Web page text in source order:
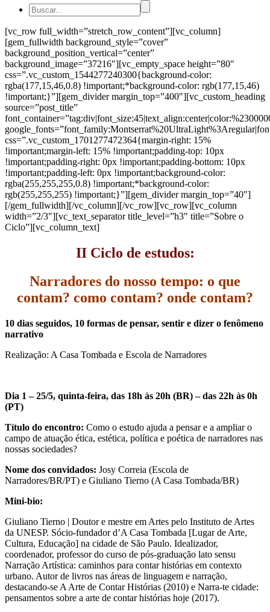
[vc_row full_width=”stretch_row_content”][vc_column]
[gem_fullwidth background_style=”cover”
background_position_vertical=”center”
background_image=”37216″][vc_empty_space height=”80″
css=”.vc_custom_1544277240300{background-color:
rgba(177,15,46,0.8) !important;*background-color: rgb(177,15,46)
!important;}”][gem_divider margin_top=”400″][vc_custom_heading
source=”post_title”
css=”.vc_custom_1701277472364{margin-right: 15%
!important;margin-left: 15% !important;padding-top: 10px
!important;padding-right: 0px !important;padding-bottom: 10px
!important;padding-left: 0px !important;background-color:
rgba(255,255,255,0.8) !important;*background-color:
rgb(255,255,255) !important;}”][gem_divider margin_top=”40″]
[/gem_fullwidth][/vc_column][/vc_row][vc_row][vc_column
width=”2/3″][vc_text_separator title_level=”h3″ title=”Sobre o
Ciclo”][vc_column_text]
II Ciclo de estudos:
Narradores do nosso tempo: o que
contam? como contam? onde contam?
10 dias seguidos, 10 formas de pensar, sentir e dizer o fenômeno
narrativo
Realização: A Casa Tombada e Escola de Narradores
Dia 1 – 25/5, quinta-feira, das 18h às 20h (BR) – das 22h às 0h
(PT)
Título do encontro: Como o estudo ajuda a pensar e a ampliar o
campo de atuação ética, estética, política e poética de narradores nas
nossas sociedades?
Nome dos convidados: Josy Correia (Escola de
Narradores/BR/PT) e Giuliano Tierno (A Casa Tombada/BR)
Mini-bio:
Giuliano Tierno | Doutor e mestre em Artes pelo Instituto de Artes
da UNESP. Sócio-fundador d’A Casa Tombada [Lugar de Arte,
Cultura, Educação] na cidade de São Paulo. Idealizador,
coordenador, professor do curso de pós-graduação lato sensu
Narração Artística: caminhos para contar histórias em contexto
urbano. Autor de livros nas áreas de linguagem e narração,
destacando-se A Arte de Contar Histórias (2010) e Narra-te cidade:
pensamentos sobre a arte de contar histórias hoje (2017).